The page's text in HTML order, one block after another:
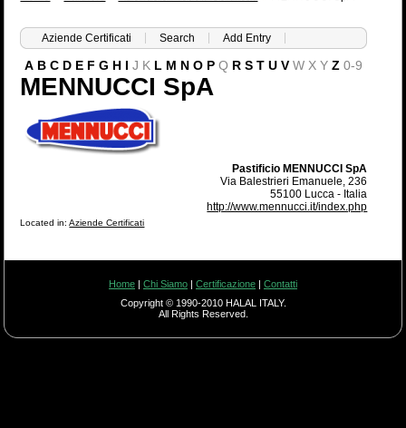
Aziende Certificati Search Add Entry
A B C D E F G H I J K L M N O P Q R S T U V W X Y Z 0-9
MENNUCCI SpA
Pastificio MENNUCCI SpA
Via Balestrieri Emanuele, 236
55100 Lucca - Italia
http://www.mennucci.it/index.php
Located in:Aziende Certificati
Home Chi Siamo Certificazione
Contatti
Copyright © 1990-2010 HALAL ITALY.
All Rights Reserved.